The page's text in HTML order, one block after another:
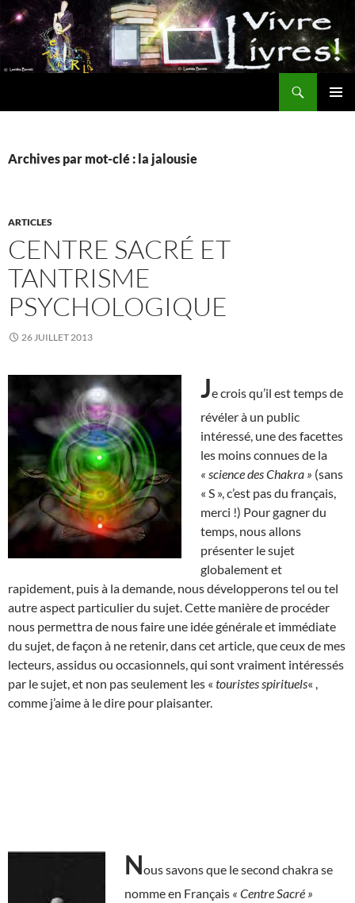
Aller
au
contenu
Archives par mot-clé : la jalousie
ARTICLES
CENTRE SACRÉ ET
TANTRISME
PSYCHOLOGIQUE
26 JUILLET 2013
Je crois qu’il est temps de
révéler à un public
intéressé, une des facettes
les moins connues de la
« science des Chakra » (sans
« S », c’est pas du français,
merci !) Pour gagner du
temps, nous allons
présenter le sujet
globalement et
rapidement, puis à la demande, nous développerons tel ou tel
autre aspect particulier du sujet. Cette manière de procéder
nous permettra de nous faire une idée générale et immédiate
du sujet, de façon à ne retenir, dans cet article, que ceux de mes
lecteurs, assidus ou occasionnels, qui sont vraiment intéressés
par le sujet, et non pas seulement les « touristes spirituels« ,
comme j’aime à le dire pour plaisanter.
Nous savons que le second chakra se
nomme en Français « Centre Sacré »